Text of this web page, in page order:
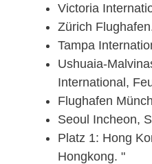
Victoria
Zürich
Tampa
Ushuaia-
International,
Flughafen
Seoul Incheon,
Platz 1: Hong
Hongkong. "